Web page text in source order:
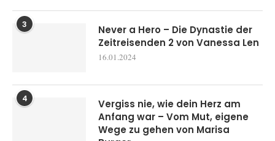
3
Never a Hero – Die Dynastie der
Zeitreisenden 2 von Vanessa Len
16.01.2024
4
Vergiss nie, wie dein Herz am
Anfang war – Vom Mut, eigene
Wege zu gehen von Marisa